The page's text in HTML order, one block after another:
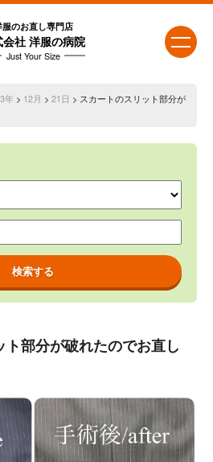
服のお直し専門店
会社 洋服の病院
Just Your Size
年 > 12月 > 21日 > スカートのスリット部分が
ト部分が破れたのでお直し